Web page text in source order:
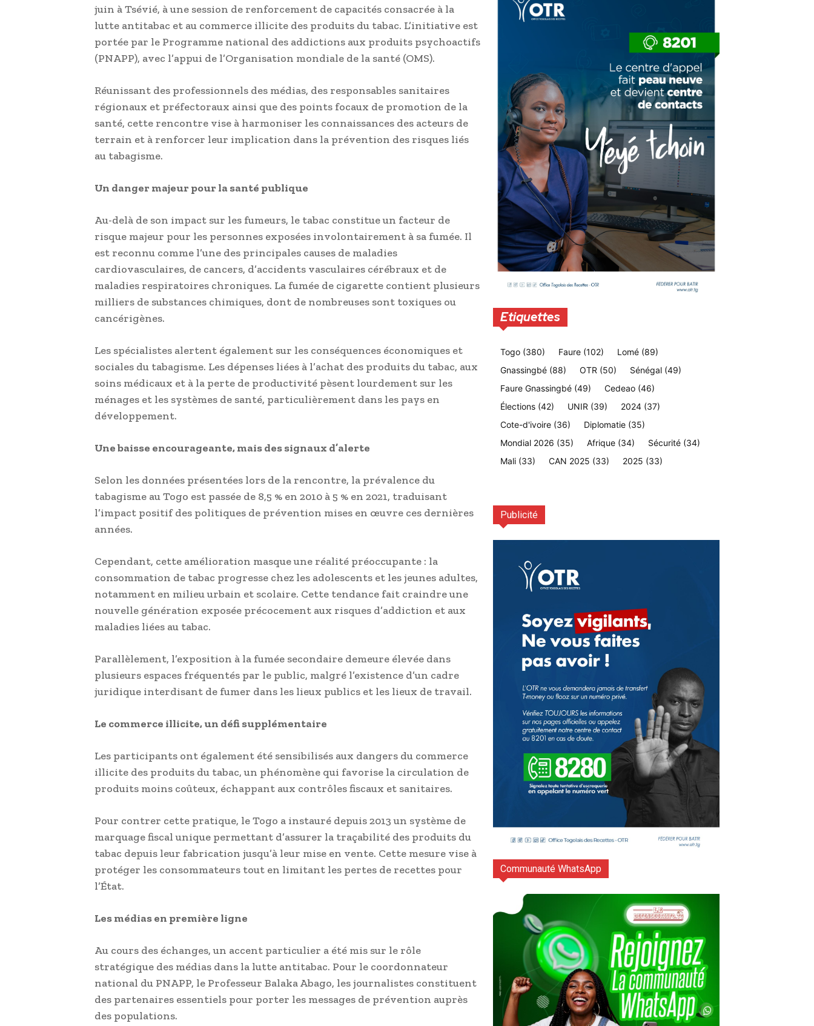
juin à Tsévié, à une session de renforcement de capacités consacrée à la
lutte antitabac et au commerce illicite des produits du tabac. L’initiative est
portée par le Programme national des addictions aux produits psychoactifs
(PNAPP), avec l’appui de l’Organisation mondiale de la santé (OMS).
Réunissant des professionnels des médias, des responsables sanitaires
régionaux et préfectoraux ainsi que des points focaux de promotion de la
santé, cette rencontre vise à harmoniser les connaissances des acteurs de
terrain et à renforcer leur implication dans la prévention des risques liés
au tabagisme.
Un danger majeur pour la santé publique
Au-delà de son impact sur les fumeurs, le tabac constitue un facteur de
risque majeur pour les personnes exposées involontairement à sa fumée. Il
est reconnu comme l’une des principales causes de maladies
cardiovasculaires, de cancers, d’accidents vasculaires cérébraux et de
maladies respiratoires chroniques. La fumée de cigarette contient plusieurs
milliers de substances chimiques, dont de nombreuses sont toxiques ou
cancérigènes.
Les spécialistes alertent également sur les conséquences économiques et
sociales du tabagisme. Les dépenses liées à l’achat des produits du tabac, aux
soins médicaux et à la perte de productivité pèsent lourdement sur les
ménages et les systèmes de santé, particulièrement dans les pays en
développement.
Une baisse encourageante, mais des signaux d’alerte
Selon les données présentées lors de la rencontre, la prévalence du
tabagisme au Togo est passée de 8,5 % en 2010 à 5 % en 2021, traduisant
l’impact positif des politiques de prévention mises en œuvre ces dernières
années.
Cependant, cette amélioration masque une réalité préoccupante : la
consommation de tabac progresse chez les adolescents et les jeunes adultes,
notamment en milieu urbain et scolaire. Cette tendance fait craindre une
nouvelle génération exposée précocement aux risques d’addiction et aux
maladies liées au tabac.
Parallèlement, l’exposition à la fumée secondaire demeure élevée dans
plusieurs espaces fréquentés par le public, malgré l’existence d’un cadre
juridique interdisant de fumer dans les lieux publics et les lieux de travail.
Le commerce illicite, un défi supplémentaire
Les participants ont également été sensibilisés aux dangers du commerce
illicite des produits du tabac, un phénomène qui favorise la circulation de
produits moins coûteux, échappant aux contrôles fiscaux et sanitaires.
Pour contrer cette pratique, le Togo a instauré depuis 2013 un système de
marquage fiscal unique permettant d’assurer la traçabilité des produits du
tabac depuis leur fabrication jusqu’à leur mise en vente. Cette mesure vise à
protéger les consommateurs tout en limitant les pertes de recettes pour
l’État.
Les médias en première ligne
Au cours des échanges, un accent particulier a été mis sur le rôle
stratégique des médias dans la lutte antitabac. Pour le coordonnateur
national du PNAPP, le Professeur Balaka Abago, les journalistes constituent
des partenaires essentiels pour porter les messages de prévention auprès
des populations.
Etiquettes
Togo (380) Faure (102) Lomé (89)
Gnassingbé (88) OTR (50) Sénégal (49)
Faure Gnassingbé (49) Cedeao (46)
Élections (42) UNIR (39) 2024 (37)
Cote-d'ivoire (36) Diplomatie (35)
Mondial 2026 (35) Afrique (34) Sécurité (34)
Mali (33) CAN 2025 (33) 2025 (33)
Publicité
Communauté WhatsApp